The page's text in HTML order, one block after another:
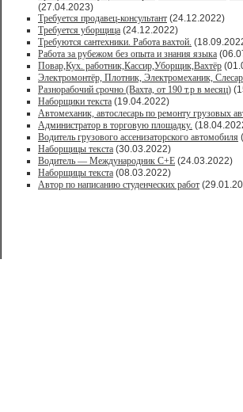
(27.04.2023)
Требуется продавец-консультант (24.12.2022)
Требуется уборщица (24.12.2022)
Требуются сантехники. Работа вахтой.
Работа за рубежом без опыта и знания языка
Повар,Кух. работник,Кассир,Уборщик,Вахтёр
Электромонтёр, Плотник, Электромеханик,
Paзнoрабочий cрочно (Вахта, от 190 т.р в месяц)
Наборщики текста (19.04.2022)
Автомеханик, автослесарь по ремонту грузовых
Администратор в торговую площадку.
Водитель грузового ассенизаторского автомобиля
Наборщицы текста (30.03.2022)
Водитель — Международник С+Е (24.03.2022)
Наборщицы текста (08.03.2022)
Автор по написанию студенческих работ